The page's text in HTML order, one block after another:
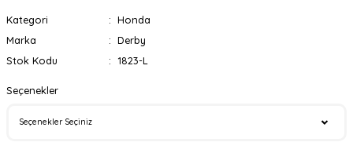
Kategori
Honda
Marka
Derby
Stok Kodu
1823-L
Seçenekler